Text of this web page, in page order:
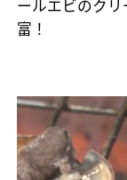
ールエビのク
富！